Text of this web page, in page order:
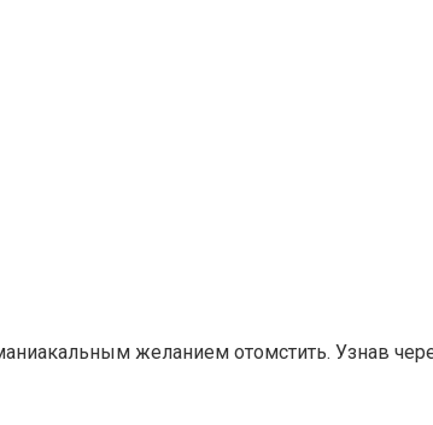
желанием отомстить. Узнав